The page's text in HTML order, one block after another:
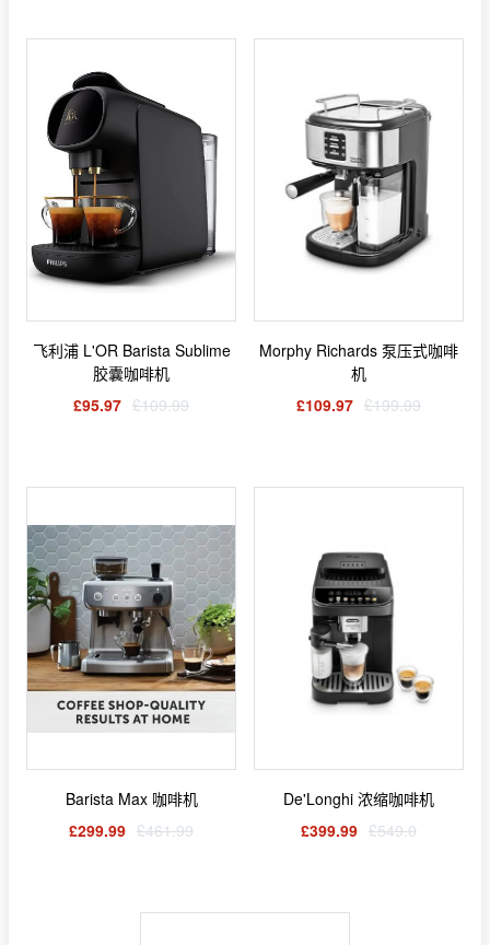
飞利浦 L'OR Barista Sublime
胶囊咖啡机
£95.97 £109.99
Morphy Richards 泵压式咖啡
机
£109.97 £199.99
Barista Max 咖啡机
£299.99 £461.99
De'Longhi 浓缩咖啡机
£399.99 £549.0